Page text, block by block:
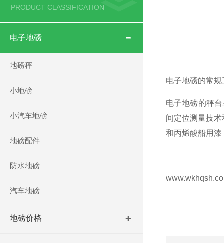
PRODUCT CLASSIFICATION
电子地磅
地磅秤
小地磅
小汽车地磅
地磅配件
防水地磅
汽车地磅
地磅价格
电子地磅的常规
电子地磅的秤
间定位测量技
和丙烯酸船用